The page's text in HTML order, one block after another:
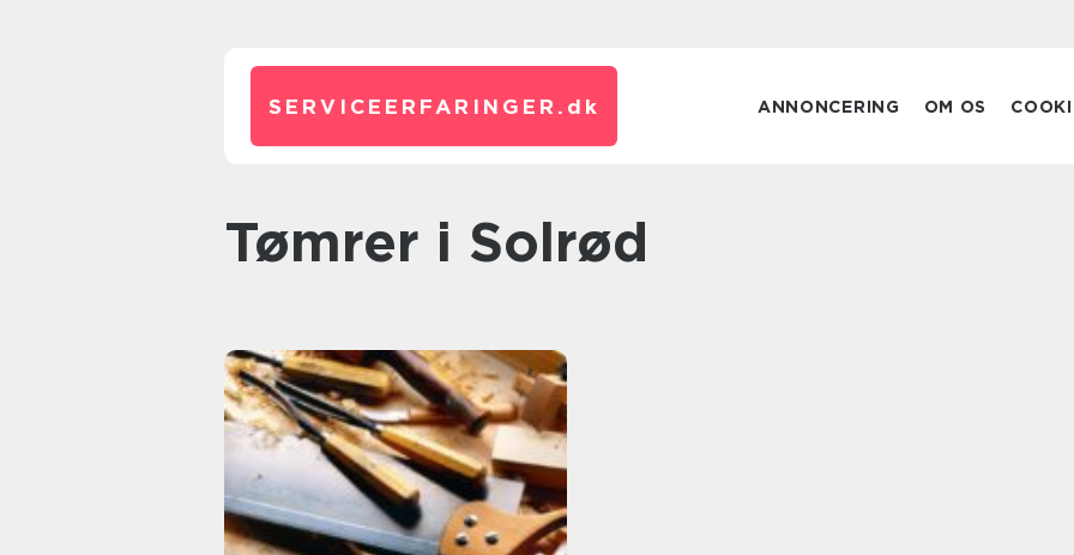
SERVICEERFARINGER. dk ANNONCERING OM OS
tømrer i Solrød